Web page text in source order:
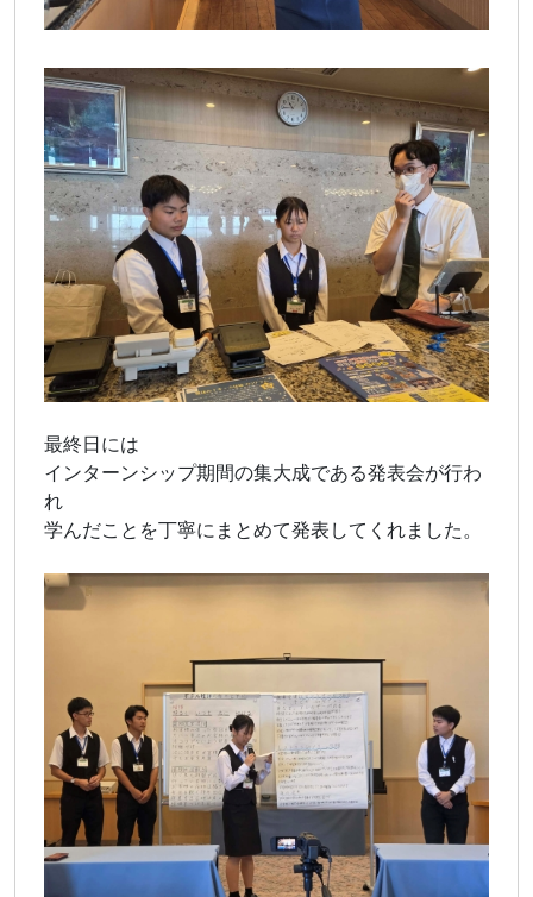
最終日には
インターンシップ期間の集大成である発表会が行わ
れ
学んだことを丁寧にまとめて発表してくれました。